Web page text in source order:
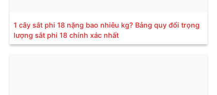
1 cây sắt phi 18 nặng bao nhiêu kg? Bảng quy đổi trọng
lượng sắt phi 18 chính xác nhất